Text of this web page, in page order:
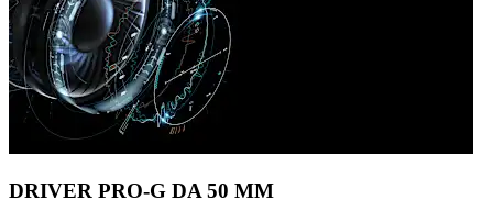
DRIVER PRO-G DA 50 MM